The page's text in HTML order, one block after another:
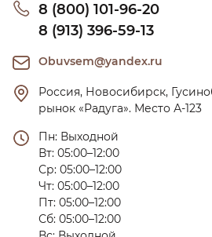
8 (800) 101-96-20
8 (913) 396-59-13
Obuvsem@yandex.ru
Россия, Новосибирск,
рынок «Радуга». Место А-123
Пн: Выходной
Вт: 05:00–12:00
Ср: 05:00–12:00
Чт: 05:00–12:00
Пт: 05:00–12:00
Сб: 05:00–12:00